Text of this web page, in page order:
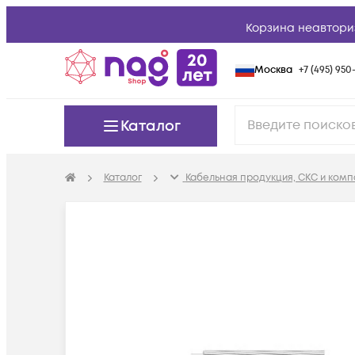
Корзина
Москва +7 (495) 950-
Каталог
Каталог Кабельная продукция, СКС и